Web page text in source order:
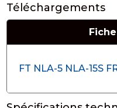
Téléchargements
FT NLA-5 NLA-15S